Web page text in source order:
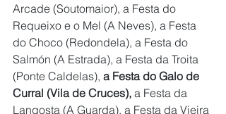
Arcade (Soutomaior), a Festa do
Requeixo e o Mel (A Neves), a Festa
do Choco (Redondela), a Festa do
Salmón (A Estrada), a Festa da Troita
(Ponte Caldelas), a Festa do Galo de
Curral (Vila de Cruces), a Festa da
Langosta (A Guarda), a Festa da Vieira